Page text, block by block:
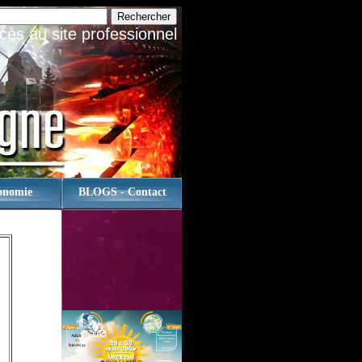
au site professionnel
BLOGS - Contact